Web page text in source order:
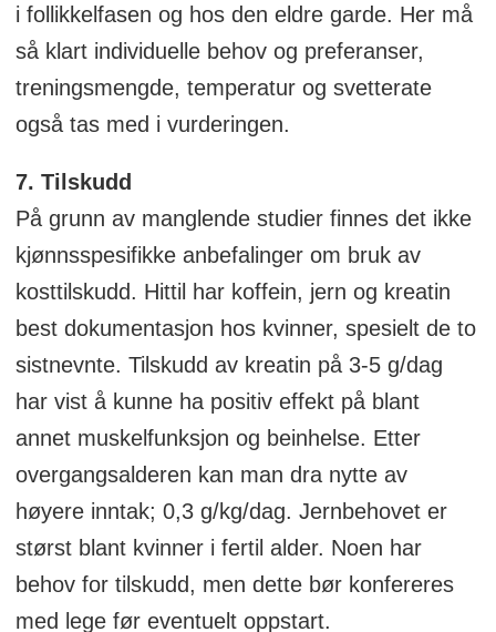
i follikkelfasen og hos den eldre garde. Her må
så klart individuelle behov og preferanser,
treningsmengde, temperatur og svetterate
også tas med i vurderingen.
7. Tilskudd
På grunn av manglende studier finnes det ikke
kjønnsspesifikke anbefalinger om bruk av
kosttilskudd. Hittil har koffein, jern og kreatin
best dokumentasjon hos kvinner, spesielt de to
sistnevnte. Tilskudd av kreatin på 3-5 g/dag
har vist å kunne ha positiv effekt på blant
annet muskelfunksjon og beinhelse. Etter
overgangsalderen kan man dra nytte av
høyere inntak; 0,3 g/kg/dag. Jernbehovet er
størst blant kvinner i fertil alder. Noen har
behov for tilskudd, men dette bør konfereres
med lege før eventuelt oppstart.